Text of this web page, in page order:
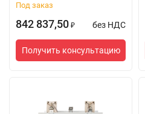
Под заказ
842 837,50 ₽ без НДС
Получить консультацию